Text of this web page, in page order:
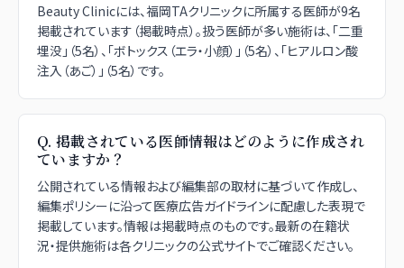
Beauty Clinicには、福岡TAクリニックに所属する医師が9名
掲載されています（掲載時点）。扱う医師が多い施術は、「二重
埋没」（5名）、「ボトックス（エラ・小顔）」（5名）、「ヒアルロン酸
注入（あご）」（5名）です。
Q. 掲載されている医師情報はどのように作成され
ていますか？
公開されている情報および編集部の取材に基づいて作成し、
編集ポリシーに沿って医療広告ガイドラインに配慮した表現で
掲載しています。情報は掲載時点のものです。最新の在籍状
況・提供施術は各クリニックの公式サイトでご確認ください。